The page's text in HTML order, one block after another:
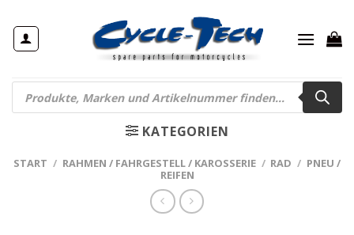
Inhalt
springen
Products
search
KATEGORIEN
START / RAHMEN / FAHRGESTELL / KAROSSERIE / RAD / PNEU /
REIFEN